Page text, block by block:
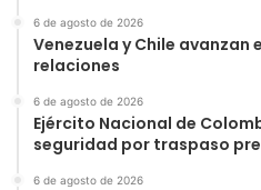
6 de agosto de 2026
Venezuela y Chile
relaciones
6 de agosto de 2026
Ejército Nacional de
seguridad por traspaso
6 de agosto de 2026